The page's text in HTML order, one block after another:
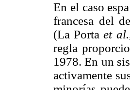
En el caso
francesa del
(La Portaet al.
regla
1978. En un
activamente